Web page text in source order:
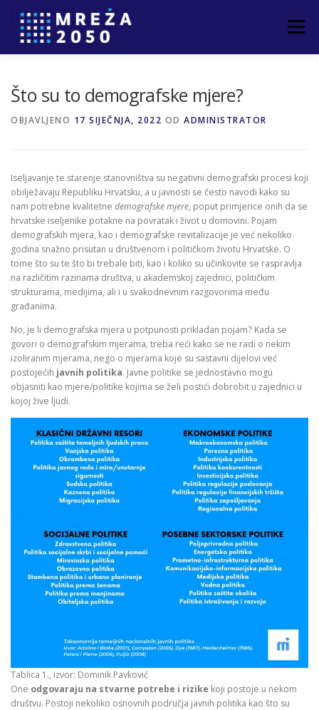
Izbornik
Što su to demografske mjere?
OBJAVLJENO 17 SIJEČNJA, 2022 OD ADMINISTRATOR
Iseljavanje te starenje stanovništva su negativni demografski procesi koji
obilježavaju Republiku Hrvatsku, a u javnosti se često navodi kako su
nam potrebne kvalitetne demografske mjere, poput primjerice onih da se
hrvatske iseljenike potakne na povratak i život u domovini. Pojam
demografskih mjera, kao i demografske revitalizacije je već nekoliko
godina snažno prisutan u društvenom i političkom životu Hrvatske. O
tome što su te što bi trebale biti, kao i koliko su učinkovite se raspravlja
na različitim razinama društva, u akademskoj zajednici, političkim
strukturama, medijima, ali i u svakodnevnim razgovorima među
građanima.
No, je li demografska mjera u potpunosti prikladan pojam? Kada se
govori o demografskim mjerama, treba reći kako se ne radi o nekim
izoliranim mjerama, nego o mjerama koje su sastavni dijelovi već
postojećih javnih politika. Javne politike se jednostavno mogu
objasniti kao mjere/politike kojima se želi postići dobrobit u zajednici u
kojoj žive ljudi.
Tablica 1., izvor: Dominik Pavković
One odgovaraju na stvarne potrebe i rizike koji postoje u nekom
društvu. Postoji nekoliko osnovnih područja javnih politika kao što su